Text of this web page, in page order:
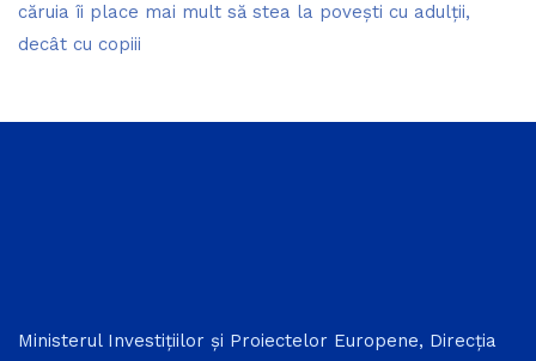
căruia îi place mai mult să stea la povești cu adulții,
decât cu copiii
Ministerul Investițiilor și Proiectelor Europene, Direcția